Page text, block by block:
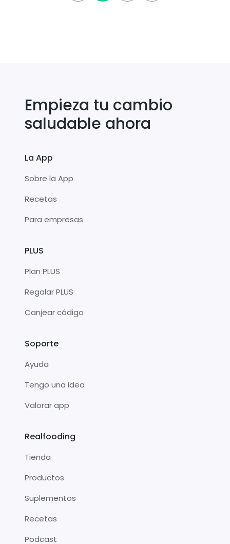
Empieza tu cambio
saludable ahora
La App
Sobre la App
Recetas
Para empresas
PLUS
Plan PLUS
Regalar PLUS
Canjear código
Soporte
Ayuda
Tengo una idea
Valorar app
Realfooding
Tienda
Productos
Suplementos
Recetas
Podcast